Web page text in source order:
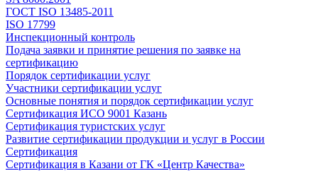
ГОСТ ISO 13485-2011
ISO 17799
Инспекционный контроль
Подача заявки и принятие решения по заявке на
сертификацию
Порядок сертификации услуг
Участники сертификации услуг
Основные понятия и порядок сертификации услуг
Сертификация ИСО 9001 Казань
Сертификация туристских услуг
Развитие сертификации продукции и услуг в России
Сертификация
Сертификация в Казани от ГК «Центр Качества»